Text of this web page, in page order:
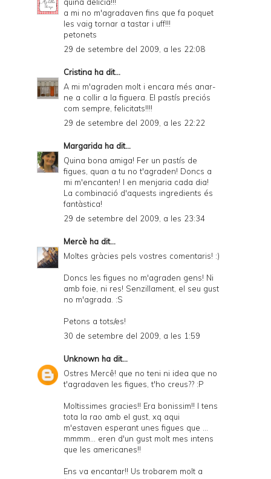
a mi no m'agradaven fins que fa poquet
les vaig tornar a tastar i uff!!!
petonets
29 de setembre del 2009, a les 22:08
Cristina ha dit...
A mi m'agraden molt i encara més anar-
ne a collir a la figuera. El pastís preciós
com sempre, felicitats!!!!
29 de setembre del 2009, a les 22:22
Margarida ha dit...
Quina bona amiga! Fer un pastís de
figues, quan a tu no t'agraden! Doncs a
mi m'encanten! I en menjaria cada dia!
La combinació d'aquests ingredients és
fantàstica!
29 de setembre del 2009, a les 23:34
Mercè ha dit...
Moltes gràcies pels vostres comentaris! :)
Doncs les figues no m'agraden gens! Ni
amb foie, ni res! Senzillament, el seu gust
no m'agrada. :S
Petons a tots/es!
30 de setembre del 2009, a les 1:59
Unknown ha dit...
Ostres Mercê! que no teni ni idea que no
t'agradaven les figues, t'ho creus?? :P
Moltissimes gracies!! Era bonissim!! I tens
tota la rao amb el gust, xq aqui
m'estaven esperant unes figues que ...
mmmm... eren d'un gust molt mes intens
que les americanes!!
Ens va encantar!! Us trobarem molt a